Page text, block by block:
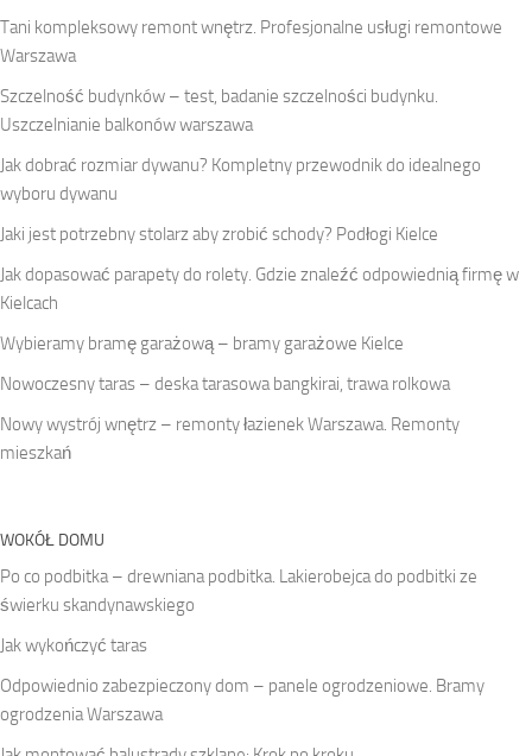
Tani kompleksowy remont wnętrz. Profesjonalne usługi remontowe
Warszawa
Szczelność budynków – test, badanie szczelności budynku.
Uszczelnianie balkonów warszawa
Jak dobrać rozmiar dywanu? Kompletny przewodnik do idealnego
wyboru dywanu
Jaki jest potrzebny stolarz aby zrobić schody? Podłogi Kielce
Jak dopasować parapety do rolety. Gdzie znaleźć odpowiednią firmę w
Kielcach
Wybieramy bramę garażową – bramy garażowe Kielce
Nowoczesny taras – deska tarasowa bangkirai, trawa rolkowa
Nowy wystrój wnętrz – remonty łazienek Warszawa. Remonty
mieszkań
WOKÓŁ DOMU
Po co podbitka – drewniana podbitka. Lakierobejca do podbitki ze
świerku skandynawskiego
Jak wykończyć taras
Odpowiednio zabezpieczony dom – panele ogrodzeniowe. Bramy
ogrodzenia Warszawa